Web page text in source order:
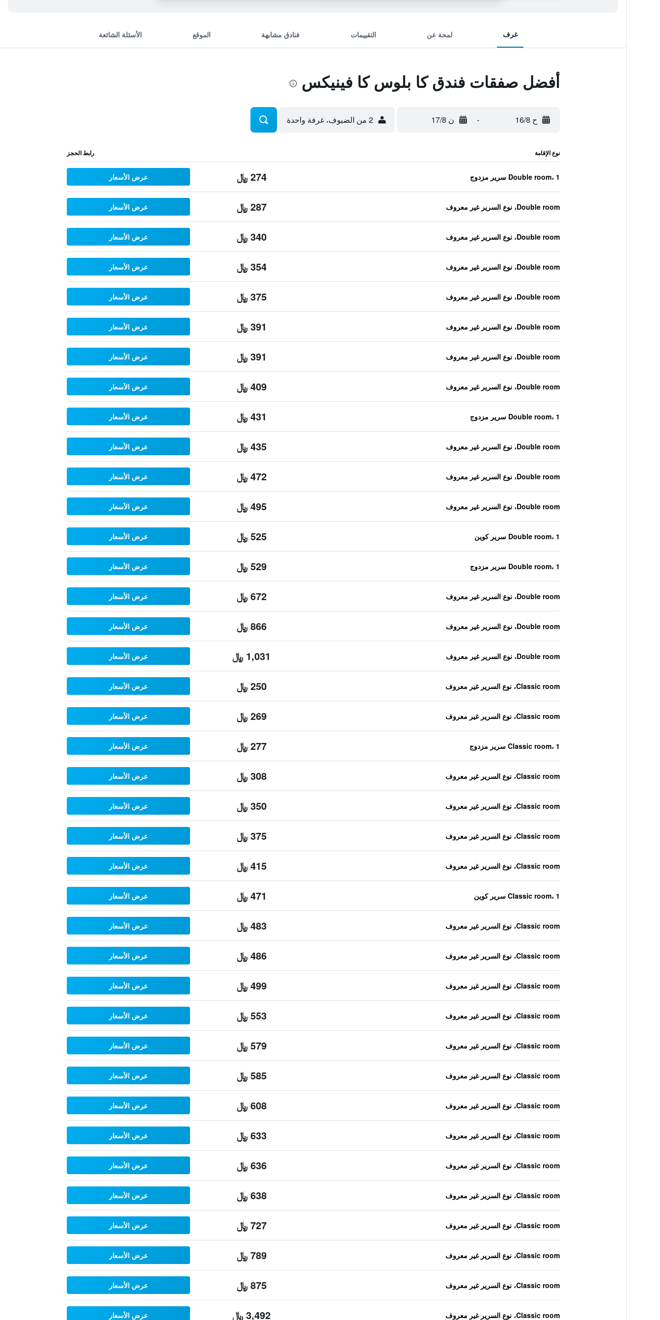
غرف لمحة عن التقييمات فنادق مشابهة الموقع الأسئلة الشائعة
أفضل صفقات فندق كا بلوس كا فينيكس
ح 16/8 - ن 17/8 2 من الضيوف، غرفة واحدة
نوع الإقامة رابط الحجز
Double room، 1 سرير مزدوج 274 ﷼ عرض الأسعار
Double room، نوع السرير غير معروف 287 ﷼ عرض الأسعار
Double room، نوع السرير غير معروف 340 ﷼ عرض الأسعار
Double room، نوع السرير غير معروف 354 ﷼ عرض الأسعار
Double room، نوع السرير غير معروف 375 ﷼ عرض الأسعار
Double room، نوع السرير غير معروف 391 ﷼ عرض الأسعار
Double room، نوع السرير غير معروف 391 ﷼ عرض الأسعار
Double room، نوع السرير غير معروف 409 ﷼ عرض الأسعار
Double room، 1 سرير مزدوج 431 ﷼ عرض الأسعار
Double room، نوع السرير غير معروف 435 ﷼ عرض الأسعار
Double room، نوع السرير غير معروف 472 ﷼ عرض الأسعار
Double room، نوع السرير غير معروف 495 ﷼ عرض الأسعار
Double room، 1 سرير كوين 525 ﷼ عرض الأسعار
Double room، 1 سرير مزدوج 529 ﷼ عرض الأسعار
Double room، نوع السرير غير معروف 672 ﷼ عرض الأسعار
Double room، نوع السرير غير معروف 866 ﷼ عرض الأسعار
Double room، نوع السرير غير معروف 1,031 ﷼ عرض الأسعار
Classic room، نوع السرير غير معروف 250 ﷼ عرض الأسعار
Classic room، نوع السرير غير معروف 269 ﷼ عرض الأسعار
Classic room، 1 سرير مزدوج 277 ﷼ عرض الأسعار
Classic room، نوع السرير غير معروف 308 ﷼ عرض الأسعار
Classic room، نوع السرير غير معروف 350 ﷼ عرض الأسعار
Classic room، نوع السرير غير معروف 375 ﷼ عرض الأسعار
Classic room، نوع السرير غير معروف 415 ﷼ عرض الأسعار
Classic room، 1 سرير كوين 471 ﷼ عرض الأسعار
Classic room، نوع السرير غير معروف 483 ﷼ عرض الأسعار
Classic room، نوع السرير غير معروف 486 ﷼ عرض الأسعار
Classic room، نوع السرير غير معروف 499 ﷼ عرض الأسعار
Classic room، نوع السرير غير معروف 553 ﷼ عرض الأسعار
Classic room، نوع السرير غير معروف 579 ﷼ عرض الأسعار
Classic room، نوع السرير غير معروف 585 ﷼ عرض الأسعار
Classic room، نوع السرير غير معروف 608 ﷼ عرض الأسعار
Classic room، نوع السرير غير معروف 633 ﷼ عرض الأسعار
Classic room، نوع السرير غير معروف 636 ﷼ عرض الأسعار
Classic room، نوع السرير غير معروف 638 ﷼ عرض الأسعار
Classic room، نوع السرير غير معروف 727 ﷼ عرض الأسعار
Classic room، نوع السرير غير معروف 789 ﷼ عرض الأسعار
Classic room، نوع السرير غير معروف 875 ﷼ عرض الأسعار
Classic room، نوع السرير غير معروف 3,492 ﷼ عرض الأسعار